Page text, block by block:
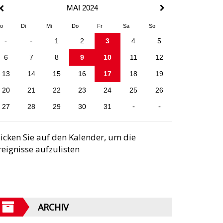
MAI 2024
Di Mi Do Fr Sa So
- - 1 2 3 4 5
6 7 8 9 10 11 12
13 14 15 16 17 18 19
20 21 22 23 24 25 26
27 28 29 30 31 - -
Sie auf den Kalender, um die
aufzulisten
ARCHIV